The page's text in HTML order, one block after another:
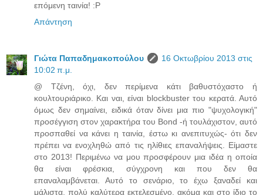
επόμενη ταινία! :P
Απάντηση
Γιώτα Παπαδημακοπούλου
16 Οκτωβρίου 2013 στις
10:02 π.μ.
@ Τζένη, όχι, δεν περίμενα κάτι βαθυστόχαστο ή
κουλτουριάρικο. Και ναι, είναι blockbuster του κερατά. Αυτό
όμως δεν σημαίνει, ειδικά όταν δίνει μια πιο "ψυχολογική"
προσέγγιση στον χαρακτήρα του Bond -ή τουλάχιστον, αυτό
προσπαθεί να κάνει η ταινία, έστω κι ανεπιτυχώς- ότι δεν
πρέπει να ενοχληθώ από τις ηλίθιες επαναλήψεις. Είμαστε
στο 2013! Περιμένω να μου προσφέρουν μια ιδέα η οποία
θα είναι φρέσκια, σύγχρονη και που δεν θα
επαναλαμβάνεται. Αυτό το σενάριο, το έχω ξαναδεί και
μάλιστα, πολύ καλύτερα εκτελεσμένο, ακόμα και στο ίδιο το